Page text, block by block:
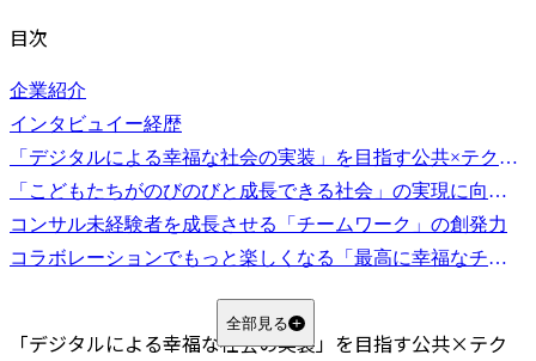
目次
企業紹介
インタビュイー経歴
「デジタルによる幸福な社会の実装」を目指す公共×テクノロジーの二刀流コンサルタント
「こどもたちがのびのびと成長できる社会」の実現に向けて
コンサル未経験者を成長させる「チームワーク」の創発力
コラボレーションでもっと楽しくなる「最高に幸福なチーム」
全部見る
「デジタルによる幸福な社会の実装」を目指す公共×テク